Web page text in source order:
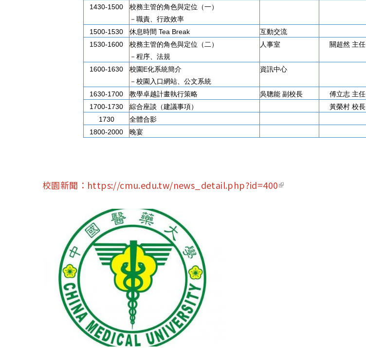
1430-1500
校務主管的角色與定位（一）
－職責、行政效率
1500-1530
休息時間 Tea Break
互動交流
1530-1600
校務主管的角色與定位（二）
－程序、法規
人事室 關超然 主任
1600-1630
校園E化系統簡介
－校園入口網站、公文系統
資訊中心
1630-1700 教學卓越計畫執行策略 吳聰能 副校長
傅立志 主任
1700-1730
綜合座談（建議事項）
黃榮村 校長
1730
全體合影
1800-2000
晚宴
校園新聞： https://cmu.edu.tw/news_detail.php?id=400(link is external)